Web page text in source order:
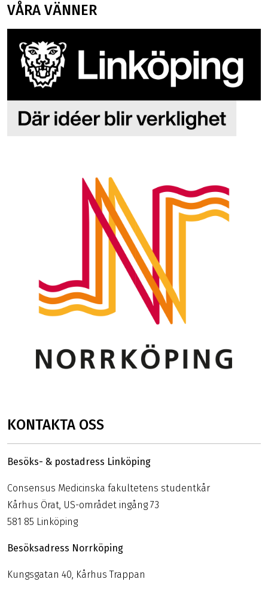
VÅRA VÄNNER
KONTAKTA OSS
Besöks- & postadress Linköping
Consensus Medicinska fakultetens studentkår
Kårhus Örat, US-området ingång 73
581 85 Linköping
Besöksadress Norrköping
Kungsgatan 40, Kårhus Trappan